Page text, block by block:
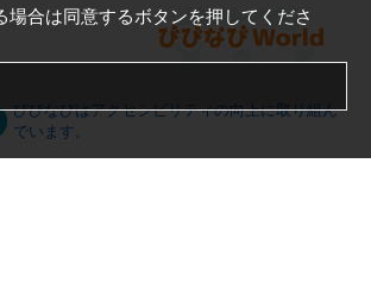
びびなびはアクセシビリティの向上に取り組ん
でいます。
合は同意するボタンを押してくださ